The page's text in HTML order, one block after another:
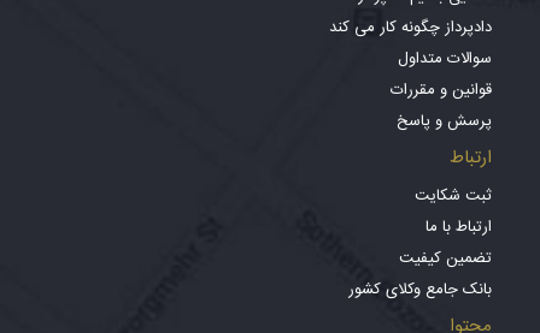
دادپرداز چگونه کار می کند
سوالات متداول
قوانین و مقررات
پرسش و پاسخ
ارتباط
ثبت شکایت
ارتباط با ما
تضمین کیفیت
بانک جامع وکلای کشور
محتوا